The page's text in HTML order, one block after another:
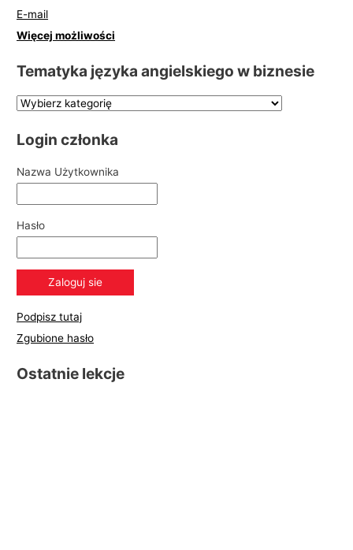
E-mail
Więcej możliwości
Tematyka języka angielskiego w biznesie
Login członka
Nazwa Użytkownika
Hasło
Podpisz tutaj
Zgubione hasło
Ostatnie lekcje